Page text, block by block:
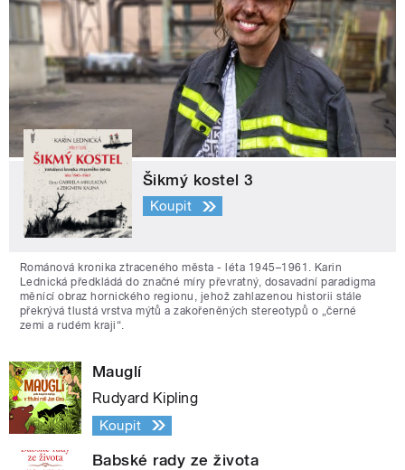
Šikmý kostel 3
Koupit
Románová kronika ztraceného města - léta 1945–1961. Karin
Lednická předkládá do značné míry převratný, dosavadní paradigma
měnící obraz hornického regionu, jehož zahlazenou historii stále
překrývá tlustá vrstva mýtů a zakořeněných stereotypů o „černé
zemi a rudém kraji“.
Mauglí
Rudyard Kipling
Koupit
Babské rady ze života